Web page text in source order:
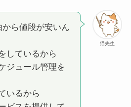
猫先生
ら値段が安いん
しているから
ジュール管理を
いるから